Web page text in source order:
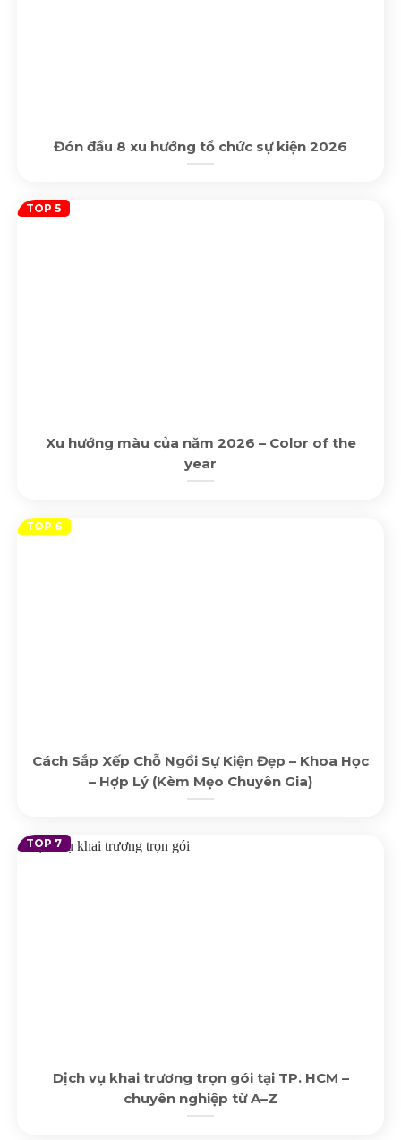
Đón đầu 8 xu hướng tổ chức sự kiện 2026
Xu hướng màu của năm 2026 – Color of the
year
Cách Sắp Xếp Chỗ Ngồi Sự Kiện Đẹp – Khoa Học
– Hợp Lý (Kèm Mẹo Chuyên Gia)
Dịch vụ khai trương trọn gói tại TP. HCM –
chuyên nghiệp từ A–Z